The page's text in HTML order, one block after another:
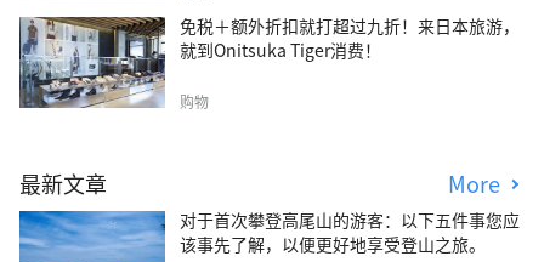
免税＋额外折扣就打超过九折！来日本旅游，
就到Onitsuka Tiger消费！
购物
最新文章 More
对于首次攀登高尾山的游客：以下五件事您应
该事先了解，以便更好地享受登山之旅。